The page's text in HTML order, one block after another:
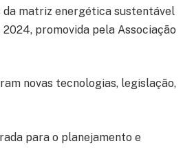
matriz energética sustentável
promovida pela Associação
novas tecnologias, legislação,
para o planejamento e